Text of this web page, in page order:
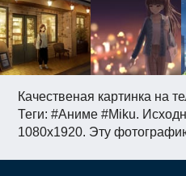
Качественая картинка на
Теги: #Аниме #Miku.
1080x1920. Эту